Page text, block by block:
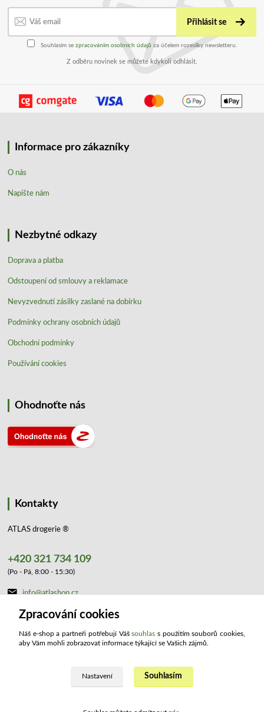
Přihlásit se
Souhlasím se zpracováním osobních údajů za účelem rozesílky newsletteru.
Z odběru novinek se můžete kdykoli odhlásit.
Informace pro zákazníky
O nás
Napište nám
Nezbytné odkazy
Doprava a platba
Odstoupení od smlouvy a reklamace
Nevyzvednutí zásilky zaslané na dobírku
Podmínky ochrany osobních údajů
Obchodní podmínky
Používání cookies
Ohodnoťte nás
Kontakty
ATLAS drogerie ®
+420 321 734 109
(Po - Pá, 8:00 - 15:30)
info@atlashop.cz
Upravit sběr cookies.
2023 ATLAS drogerie ®. Všechna práva vyhrazena.
Zpracování cookies
Náš e-shop a partneři potřebují Vášsouhlas s použitím souborů cookies,
aby Vám mohli zobrazovat informace týkající se Vašich zájmů.
Nastavení Souhlasím